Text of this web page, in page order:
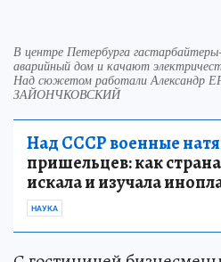
В центре Петербурга
аварийный дом и качают
Над сюжетом работали Александр
ЗАЙОНЧКОВСКИЙ
Над СССР военные
пришельцев: как
искала и изучала
НАУКА